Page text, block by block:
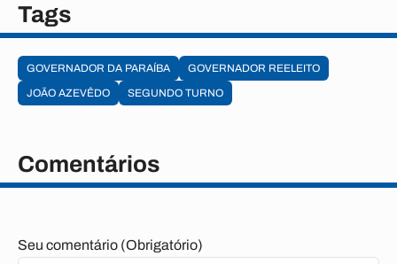
Tags
GOVERNADOR DA PARAÍBA
GOVERNADOR REELEITO
JOÃO AZEVÊDO
SEGUNDO TURNO
Comentários
Seu comentário (Obrigatório)